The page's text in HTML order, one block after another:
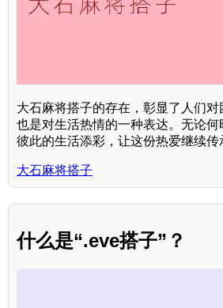
大石麻将搭子的存在，彰显了人们对
也是对生活热情的一种表达。无论
彼此的生活添彩，让这份热爱继续传
大石麻将搭子
什么是“.eve搭子”？